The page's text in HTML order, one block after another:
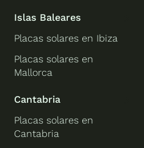
Islas Baleares
Placas solares en Ibiza
Placas solares en
Mallorca
Cantabria
Placas solares en
Cantabria